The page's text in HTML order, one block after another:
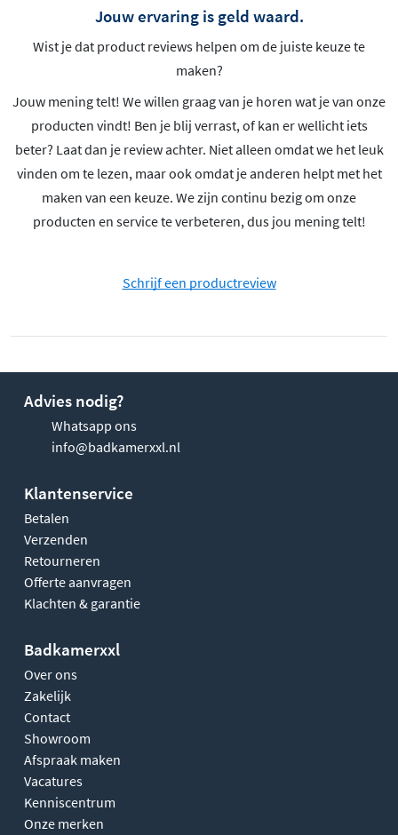
Jouw ervaring is geld waard.
Wist je dat product reviews helpen om de juiste keuze te
maken?
Jouw mening telt! We willen graag van je horen wat je van onze
producten vindt! Ben je blij verrast, of kan er wellicht iets
beter? Laat dan je review achter. Niet alleen omdat we het leuk
vinden om te lezen, maar ook omdat je anderen helpt met het
maken van een keuze. We zijn continu bezig om onze
producten en service te verbeteren, dus jou mening telt!
Schrijf een productreview
Advies nodig?
Whatsapp ons
info@badkamerxxl.nl
Klantenservice
Betalen
Verzenden
Retourneren
Offerte aanvragen
Klachten & garantie
Badkamerxxl
Over ons
Zakelijk
Contact
Showroom
Afspraak maken
Vacatures
Kenniscentrum
Onze merken